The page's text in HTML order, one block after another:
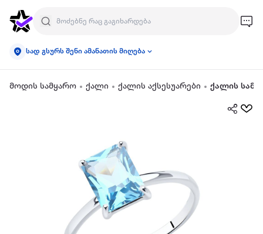
სად გსურს შენი ამანათის მიღება
მოდის სამყარო ქალი ქალის აქსესუარები ქალის